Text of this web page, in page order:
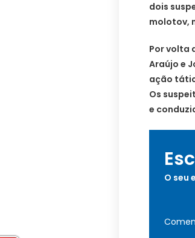
dois
molotov,
Por volta
Araújo e
ação
Os
e
O seu